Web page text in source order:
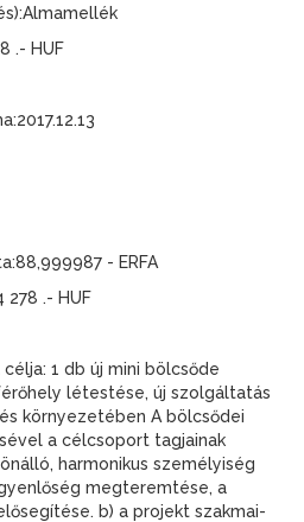
.- HUF
- ERFA
278 .- HUF
1 db új mini bölcsőde
létestése, új szolgáltatás
környezetében A bölcsődei
a célcsoport tagjainak
harmonikus személyiség
megteremtése, a
b) a projekt szakmai-